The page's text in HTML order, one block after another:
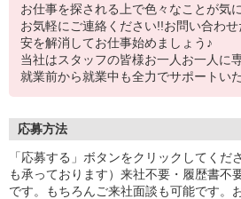
お仕事を探される上で色々なことが気
お気軽にご連絡ください!!お問い合わ
安を解消してお仕事始めましょう♪
当社はスタッフの皆様お一人お一人に
就業前から就業中も全力でサポートい
応募方法
「応募する」ボタンをクリックしてくだ
も承っております）来社不要・履歴書不
です。もちろんご来社面談も可能です。